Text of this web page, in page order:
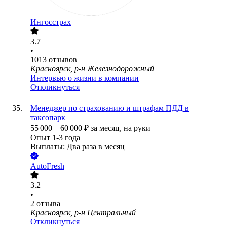
Ингосстрах
3.7
•
1013 отзывов
Красноярск, р-н Железнодорожный
Интервью о жизни в компании
Откликнуться
Менеджер по страхованию и штрафам ПДД в
таксопарк
55 000 – 60 000 ₽ за месяц, на руки
Опыт 1-3 года
Выплаты: Два раза в месяц
AutoFresh
3.2
•
2 отзыва
Красноярск, р-н Центральный
Откликнуться